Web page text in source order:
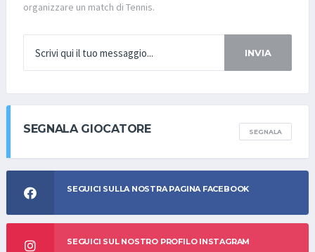
organizzare un match di Tennis.
INVIA
SEGNALA GIOCATORE SEGNALA
SEGUICI SULLA NOSTRA PAGINA FACEBOOK
SEGUICI SUL NOSTRO PROFILO INSTAGRAM